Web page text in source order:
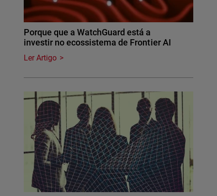
Porque que a WatchGuard está a
investir no ecossistema de Frontier AI
Ler Artigo